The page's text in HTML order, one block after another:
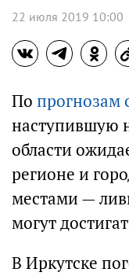
22 июля 2019 10:00
По прогнозам
наступившую
области
регионе и
местами —
могут
В Иркутске